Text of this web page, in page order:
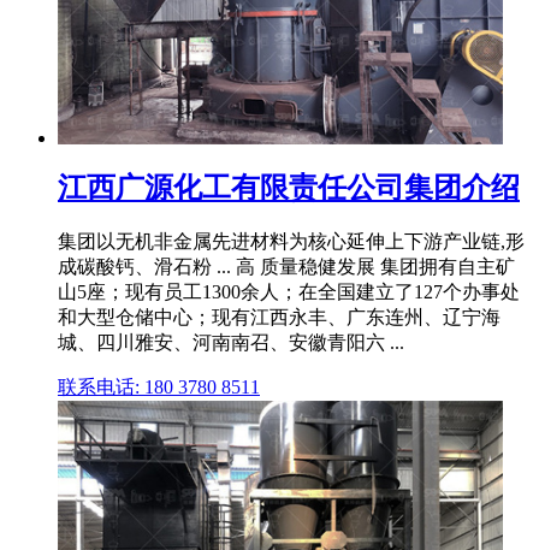
江西广源化工有限责任公司集团介绍
集团以无机非金属先进材料为核心延伸上下游产业链,形
成碳酸钙、滑石粉 ... 高 质量稳健发展 集团拥有自主矿
山5座；现有员工1300余人；在全国建立了127个办事处
和大型仓储中心；现有江西永丰、广东连州、辽宁海
城、四川雅安、河南南召、安徽青阳六 ...
联系电话: 180 3780 8511